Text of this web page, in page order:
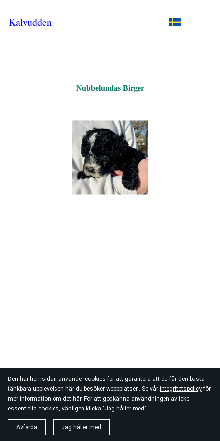
Den här hemsidan använder cookies för att garantera att du får den bästa
tänkbara upplevelsen när du besöker webbplatsen. Se vår integritetspolicyför
mer information om det här. För att godkänna användningen av icke-
essentiella cookies, vänligen klicka "Jag håller med"
Avfärda Jag håller med
Kalvudden
Nubbelundas Birger